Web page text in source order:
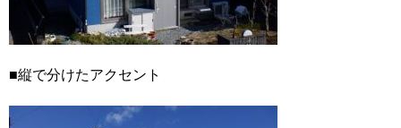
■縦で分けたアクセント